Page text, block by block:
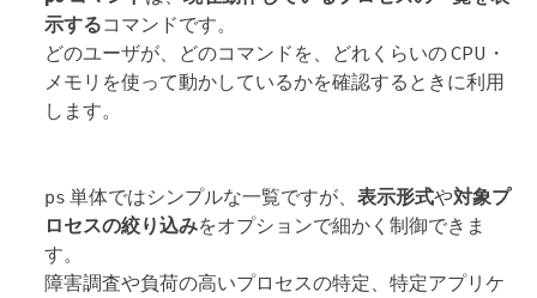
示するコマンドです。
どのユーザが、どのコマンドを、どれくらいの CPU・
メモリを使って動かしているかを確認するときに利用
します。
ps 単体ではシンプルな一覧ですが、 表示形式や対象プ
ロセスの絞り込みをオプションで細かく制御できま
す。
障害調査や負荷の高いプロセスの特定、特定アプリケ